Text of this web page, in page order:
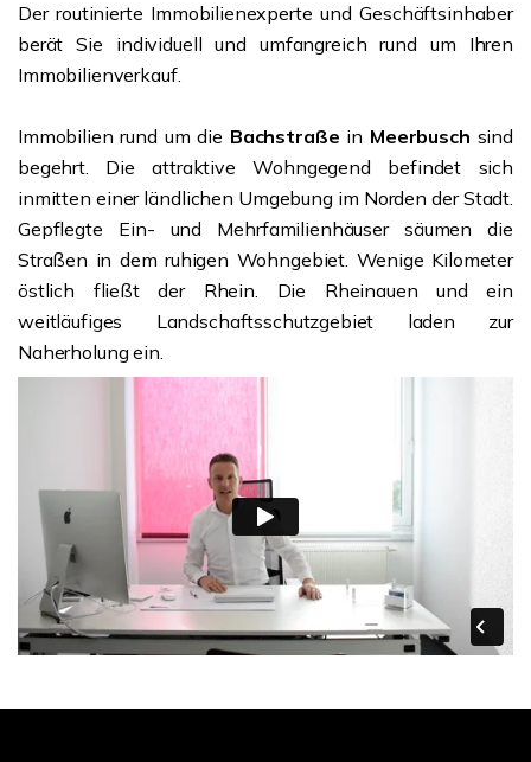
Der routinierte Immobilienexperte und Geschäftsinhaber
berät Sie individuell und umfangreich rund um Ihren
Immobilienverkauf.
Immobilien rund um die Bachstraße in Meerbusch sind
begehrt. Die attraktive Wohngegend befindet sich
inmitten einer ländlichen Umgebung im Norden der Stadt.
Gepflegte Ein- und Mehrfamilienhäuser säumen die
Straßen in dem ruhigen Wohngebiet. Wenige Kilometer
östlich fließt der Rhein. Die Rheinauen und ein
weitläufiges Landschaftsschutzgebiet laden zur
Naherholung ein.